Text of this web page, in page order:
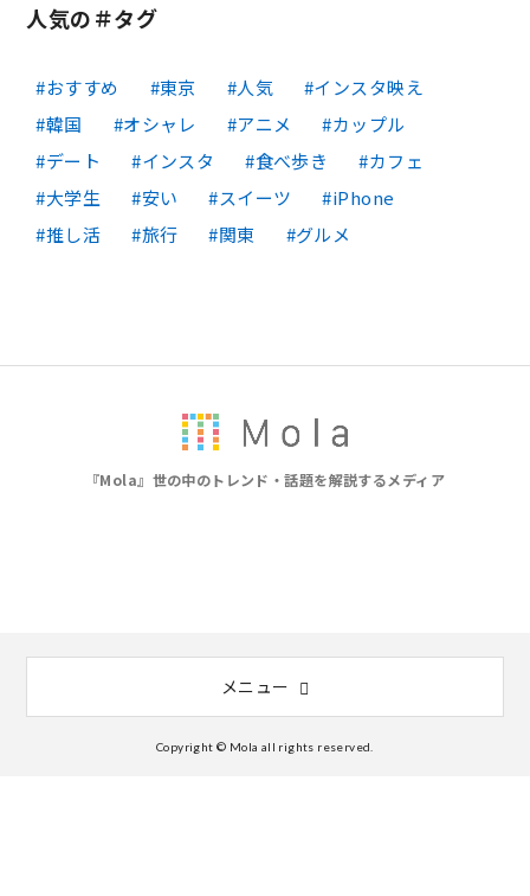
人気の＃タグ
おすすめ 東京 人気
インスタ映え
韓国
オシャレ アニメ
カップル
デート
インスタ 食べ歩き
カフェ
大学生
安い スイーツ
iPhone
推し活
旅行 関東 グルメ
『Mola』世の中のトレンド・話題を解説するメディア
メニュー
Copyright © Mola all rights reserved.